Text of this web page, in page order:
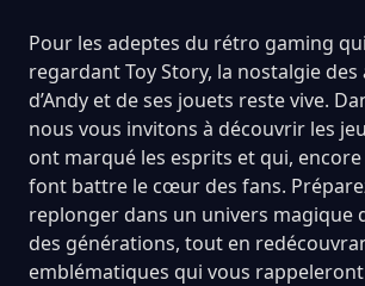
Pour les adeptes du rétro gaming
regardant Toy Story, la nostalgie des
d’Andy et de ses jouets reste vive.
nous vous invitons à découvrir les
ont marqué les esprits et qui, encore
font battre le cœur des fans.
replonger dans un univers magique
des générations, tout en
emblématiques qui vous